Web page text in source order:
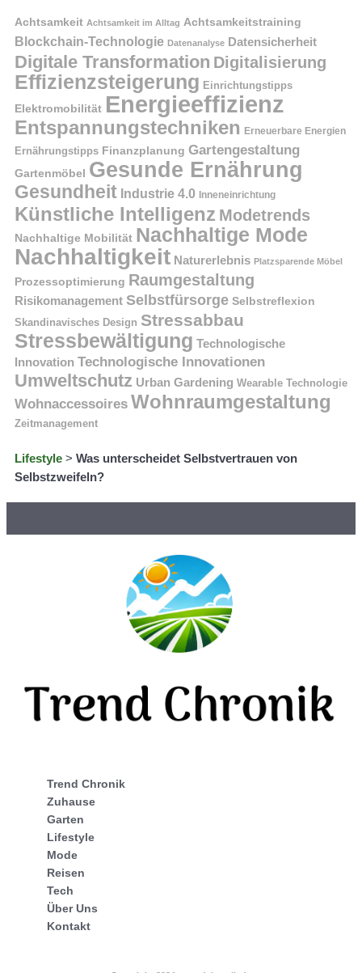
Achtsamkeit Achtsamkeit im Alltag Achtsamkeitstraining
Blockchain-Technologie Datenanalyse Datensicherheit
Digitale Transformation Digitalisierung
Effizienzsteigerung Einrichtungstipps
Elektromobilität Energieeffizienz
Entspannungstechniken Erneuerbare Energien
Ernährungstipps Finanzplanung Gartengestaltung
Gartenmöbel Gesunde Ernährung
Gesundheit Industrie 4.0 Inneneinrichtung
Künstliche Intelligenz Modetrends
Nachhaltige Mobilität Nachhaltige Mode
Nachhaltigkeit Naturerlebnis Platzsparende Möbel
Prozessoptimierung Raumgestaltung
Risikomanagement Selbstfürsorge Selbstreflexion
Skandinavisches Design Stressabbau
Stressbewältigung Technologische
Innovation Technologische Innovationen
Umweltschutz Urban Gardening Wearable Technologie
Wohnaccessoires Wohnraumgestaltung
Zeitmanagement
Lifestyle > Was unterscheidet Selbstvertrauen von
Selbstzweifeln?
Trend Chronik
Zuhause
Garten
Lifestyle
Mode
Reisen
Tech
Über Uns
Kontakt